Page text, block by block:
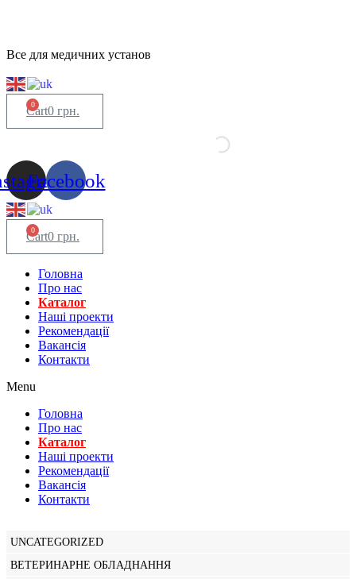
Все для медичних установ
0 грн.
0
Cart
Facebook
0 грн.
0
Cart
Головна
Про нас
Каталог
Нашi проекти
Рекомендації
Вакансiя
Контакти
Menu
Головна
Про нас
Каталог
Нашi проекти
Рекомендації
Вакансiя
Контакти
UNCATEGORIZED
ВЕТЕРИНАРНЕ ОБЛАДНАННЯ